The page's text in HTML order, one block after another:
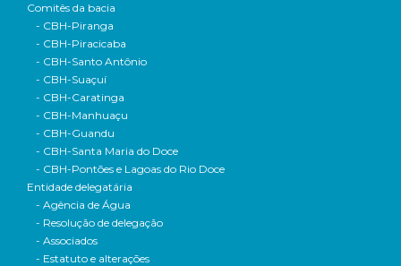
Comitês da bacia
- CBH-Piranga
- CBH-Piracicaba
- CBH-Santo Antônio
- CBH-Suaçuí
- CBH-Caratinga
- CBH-Manhuaçu
- CBH-Guandu
- CBH-Santa Maria do Doce
- CBH-Pontões e Lagoas do Rio Doce
Entidade delegatária
- Agência de Água
- Resolução de delegação
- Associados
- Estatuto e alterações